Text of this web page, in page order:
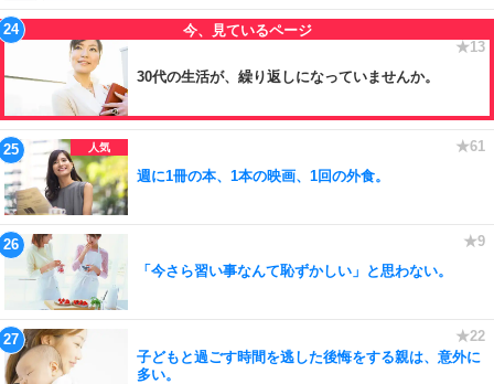
30代の生活が、繰り返しになっていませんか。
週に1冊の本、1本の映画、1回の外食。
「今さら習い事なんて恥ずかしい」と思わない。
子どもと過ごす時間を逃した後悔をする親は、意外に
多い。